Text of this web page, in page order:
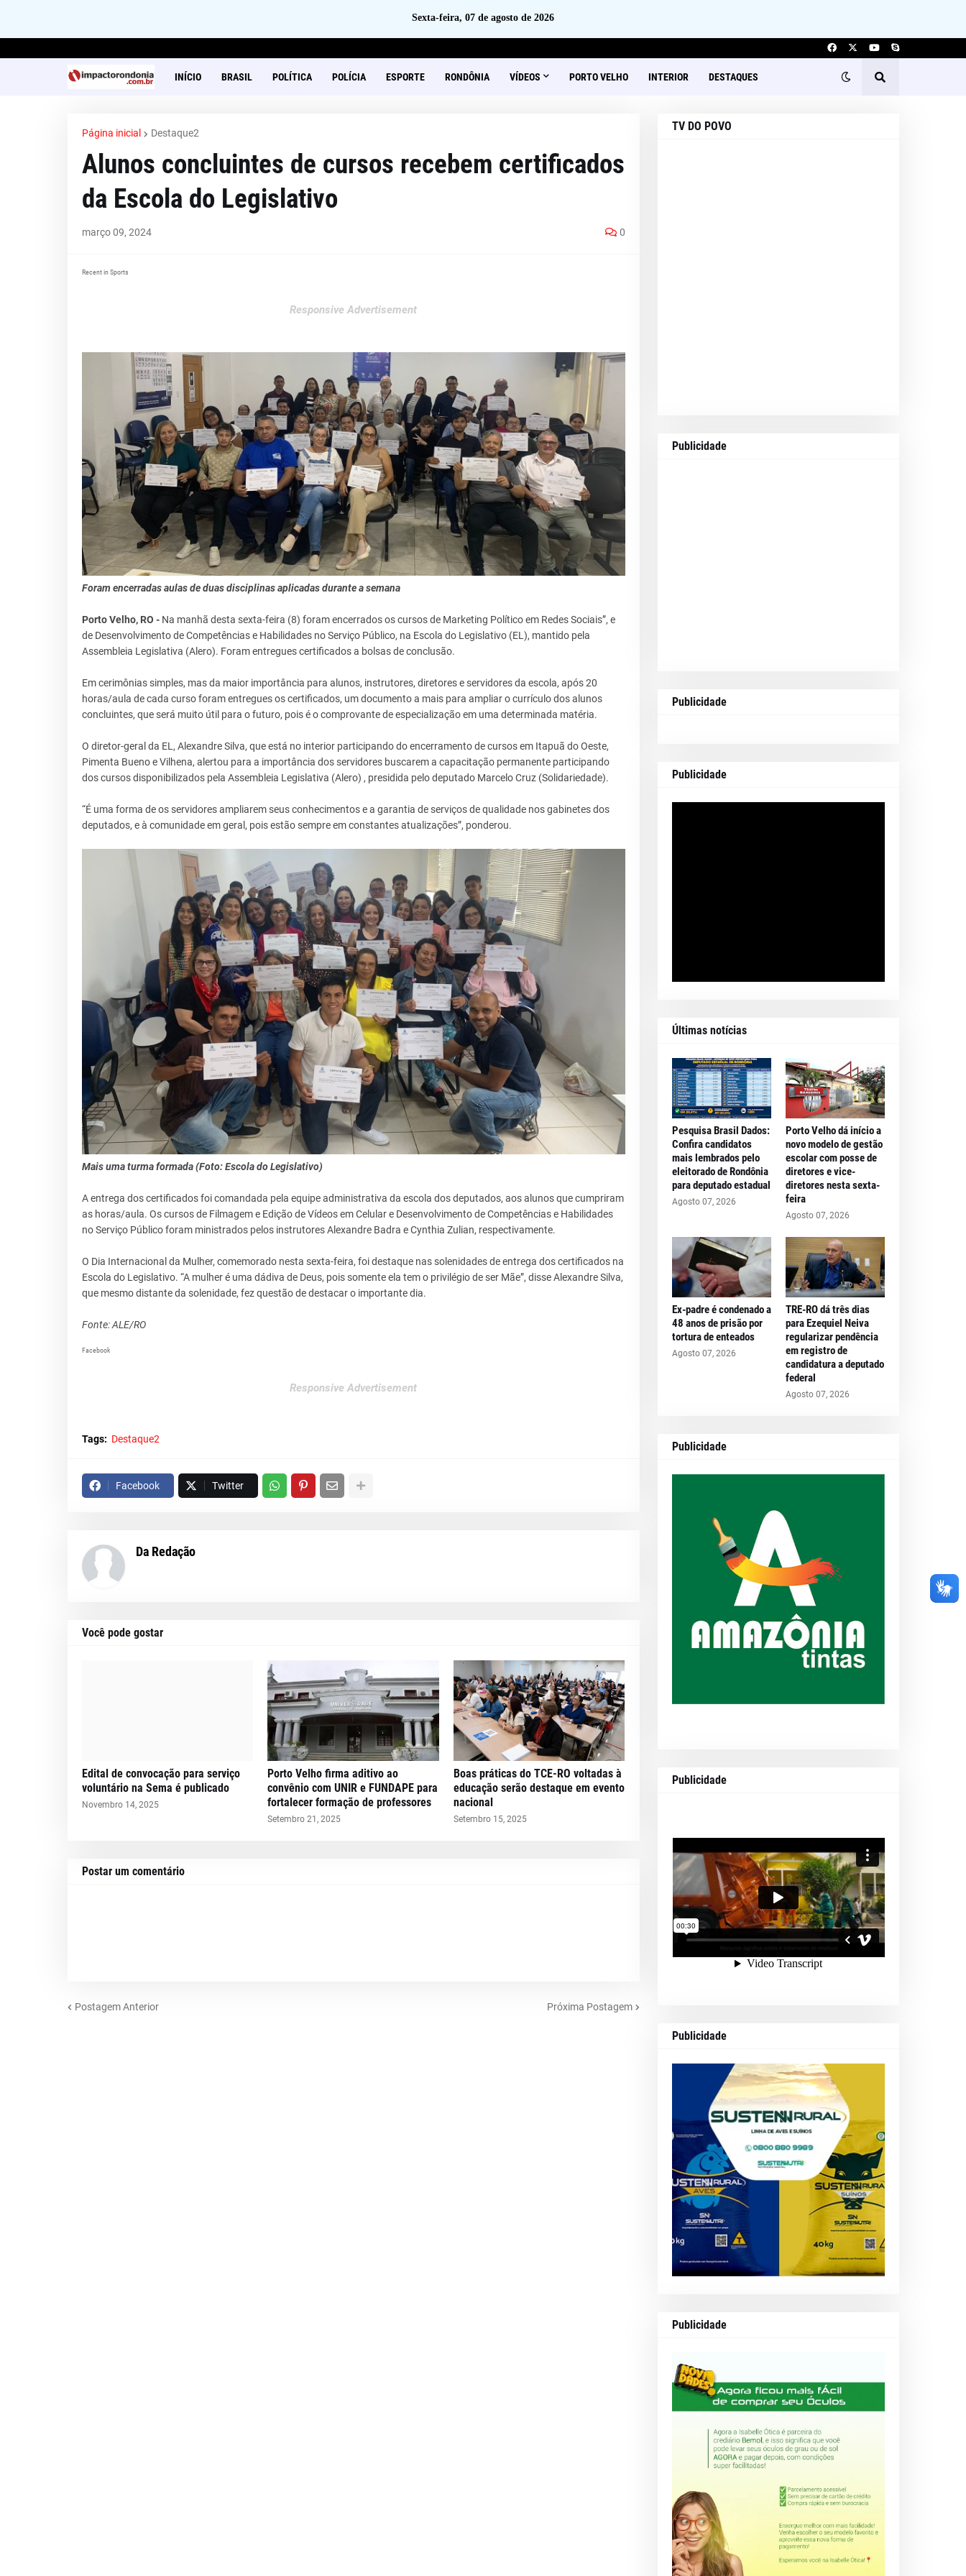
Sexta-feira, 07 de agosto de 2026
INÍCIO BRASIL POLÍTICA POLÍCIA ESPORTE RONDÔNIA VÍDEOS PORTO VELHO INTERIOR DESTAQUES
Página inicial Destaque2
Alunos concluintes de cursos recebem certificados
da Escola do Legislativo
março 09, 2024 0
Recent in Sports
Responsive Advertisement
Foram encerradas aulas de duas disciplinas aplicadas durante a semana
Porto Velho, RO - Na manhã desta sexta-feira (8) foram encerrados os cursos de Marketing Político em Redes Sociais”, e
de Desenvolvimento de Competências e Habilidades no Serviço Público, na Escola do Legislativo (EL), mantido pela
Assembleia Legislativa (Alero). Foram entregues certificados a bolsas de conclusão.
Em cerimônias simples, mas da maior importância para alunos, instrutores, diretores e servidores da escola, após 20
horas/aula de cada curso foram entregues os certificados, um documento a mais para ampliar o currículo dos alunos
concluintes, que será muito útil para o futuro, pois é o comprovante de especialização em uma determinada matéria.
O diretor-geral da EL, Alexandre Silva, que está no interior participando do encerramento de cursos em Itapuã do Oeste,
Pimenta Bueno e Vilhena, alertou para a importância dos servidores buscarem a capacitação permanente participando
dos cursos disponibilizados pela Assembleia Legislativa (Alero) , presidida pelo deputado Marcelo Cruz (Solidariedade).
“É uma forma de os servidores ampliarem seus conhecimentos e a garantia de serviços de qualidade nos gabinetes dos
deputados, e à comunidade em geral, pois estão sempre em constantes atualizações”, ponderou.
Mais uma turma formada (Foto: Escola do Legislativo)
A entrega dos certificados foi comandada pela equipe administrativa da escola dos deputados, aos alunos que cumpriram
as horas/aula. Os cursos de Filmagem e Edição de Vídeos em Celular e Desenvolvimento de Competências e Habilidades
no Serviço Público foram ministrados pelos instrutores Alexandre Badra e Cynthia Zulian, respectivamente.
O Dia Internacional da Mulher, comemorado nesta sexta-feira, foi destaque nas solenidades de entrega dos certificados na
Escola do Legislativo. “A mulher é uma dádiva de Deus, pois somente ela tem o privilégio de ser Mãe”, disse Alexandre Silva,
que mesmo distante da solenidade, fez questão de destacar o importante dia.
Fonte: ALE/RO
Facebook
Responsive Advertisement
Tags: Destaque2
Facebook Twitter
Da Redação
Você pode gostar
Edital de convocação para serviço
voluntário na Sema é publicado
Novembro 14, 2025
Porto Velho firma aditivo ao
convênio com UNIR e FUNDAPE para
fortalecer formação de professores
Setembro 21, 2025
Boas práticas do TCE-RO voltadas à
educação serão destaque em evento
nacional
Setembro 15, 2025
Postar um comentário
Postagem Anterior Próxima Postagem
TV DO POVO
Publicidade
Publicidade
Publicidade
Últimas notícias
Pesquisa Brasil Dados:
Confira candidatos
mais lembrados pelo
eleitorado de Rondônia
para deputado estadual
Agosto 07, 2026
Porto Velho dá início a
novo modelo de gestão
escolar com posse de
diretores e vice-
diretores nesta sexta-
feira
Agosto 07, 2026
Ex-padre é condenado a
48 anos de prisão por
tortura de enteados
Agosto 07, 2026
TRE-RO dá três dias
para Ezequiel Neiva
regularizar pendência
em registro de
candidatura a deputado
federal
Agosto 07, 2026
Publicidade
Publicidade
Publicidade
Publicidade